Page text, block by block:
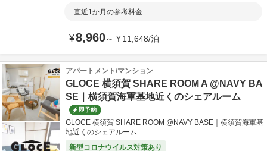
直近1か月の参考料金
¥8,960～ ¥11,648/泊
アパートメント/マンション
GLOCE 横須賀 SHARE ROOM A @NAVY BA
SE｜横須賀海軍基地近くのシェアルーム
即予約
GLOCE 横須賀 SHARE ROOM @NAVY BASE｜横須賀海軍基
地近くのシェアルーム
新型コロナウイルス対策あり